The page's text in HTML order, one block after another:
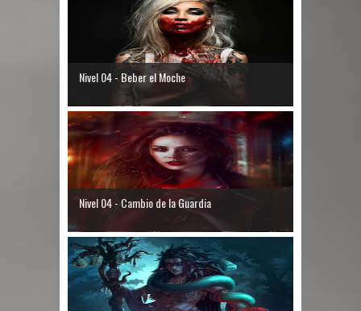
Nivel 04 - Beber el Moche
Nivel 04 - Cambio de la Guardia